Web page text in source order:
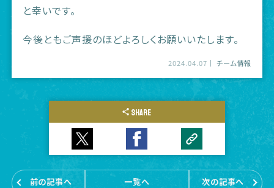
と幸いです。
今後ともご声援のほどよろしくお願いいたします。
2024.04.07 チーム情報
SHARE
前の記事へ 一覧へ 次の記事へ